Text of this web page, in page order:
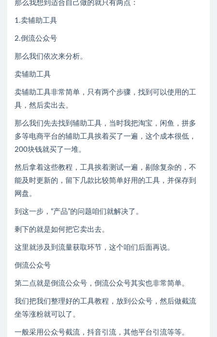
那么我想到适合自己做的就只有两点：
1.卖辅助工具
2.倒流公众号
那么我们依次来分析。
卖辅助工具
卖辅助工具非常简单，只有两个步骤，找到可以使用的工
具，然后卖出去。
那么我们先去找到辅助工具，当时我把淘宝，闲鱼，拼多
多等电商平台的辅助工具挨着买了一遍，这个成本很低，
200块钱就买了一堆。
然后拿着这些教程，工具挨着测试一遍，剔除复杂的，不
能及时更新的，留下几款比较简单好用的工具，并保存到
网盘。
到这一步，“产品”的问题咱们就解决了。
剩下的就是如何把它卖出去。
这里就涉及到流量获取环节，这个咱们后面再说。
倒流公众号
第二点就是倒流公众号，倒流公众号其实也非常简单。
我们把我们整理好的工具教程，放到公众号，然后做截流
坐等涨粉就可以了。
一般采用公众号截流，抖音引流，其他平台引流等等。